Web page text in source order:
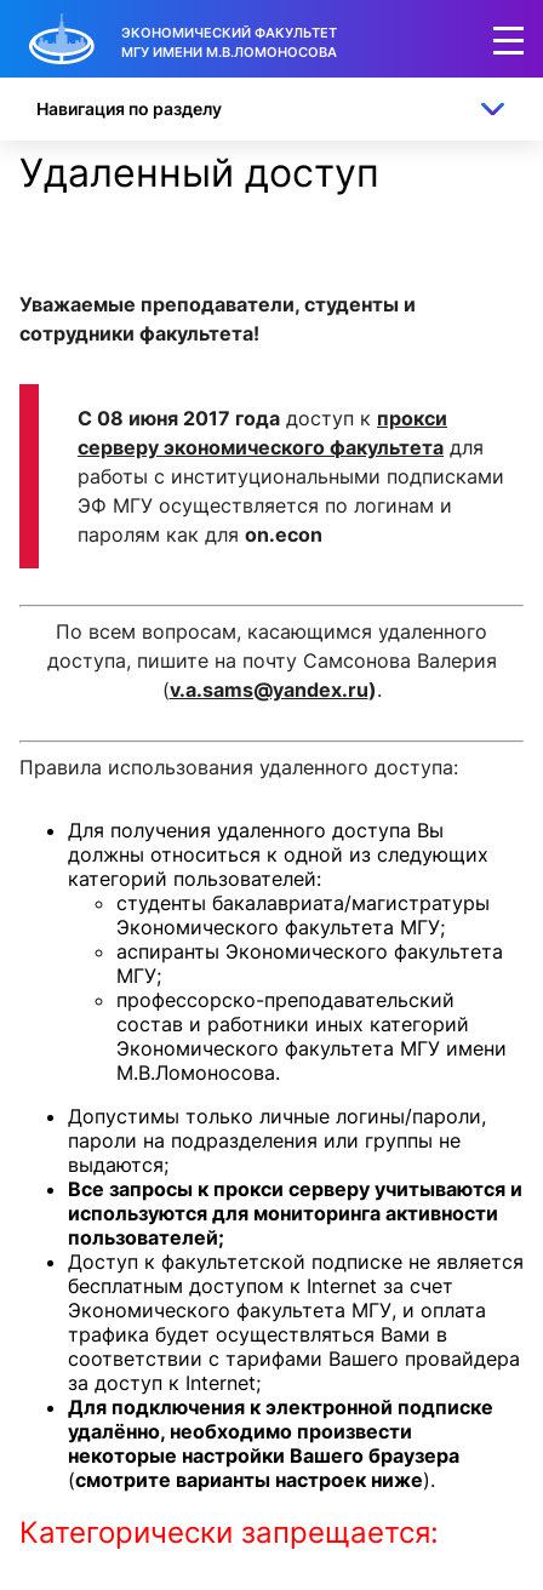
ЭКОНОМИЧЕСКИЙ ФАКУЛЬТЕТ
МГУ ИМЕНИ М.В.ЛОМОНОСОВА
Удаленный доступ
Навигация по разделу
Уважаемые преподаватели, студенты и
сотрудники факультета!
С 08 июня 2017 года доступ к прокси
серверу экономического факультета для
работы с институциональными подписками
ЭФ МГУ осуществляется по логинам и
паролям как для on.econ
По всем вопросам, касающимся удаленного
доступа, пишите на почту Самсонова Валерия
(v.a.sams@yandex.ru).
Правила использования удаленного доступа:
Для получения удаленного доступа Вы
должны относиться к одной из следующих
категорий пользователей:
студенты бакалавриата/магистратуры
Экономического факультета МГУ;
аспиранты Экономического факультета
МГУ;
профессорско-преподавательский
состав и работники иных категорий
Экономического факультета МГУ имени
М.В.Ломоносова.
Допустимы только личные логины/пароли,
пароли на подразделения или группы не
выдаются;
Все запросы к прокси серверу учитываются и
используются для мониторинга активности
пользователей;
Доступ к факультетской подписке не является
бесплатным доступом к Internet за счет
Экономического факультета МГУ, и оплата
трафика будет осуществляться Вами в
соответствии с тарифами Вашего провайдера
за доступ к Internet;
Для подключения к электронной подписке
удалённо, необходимо произвести
некоторые настройки Вашего браузера
(смотрите варианты настроек ниже).
Категорически запрещается: